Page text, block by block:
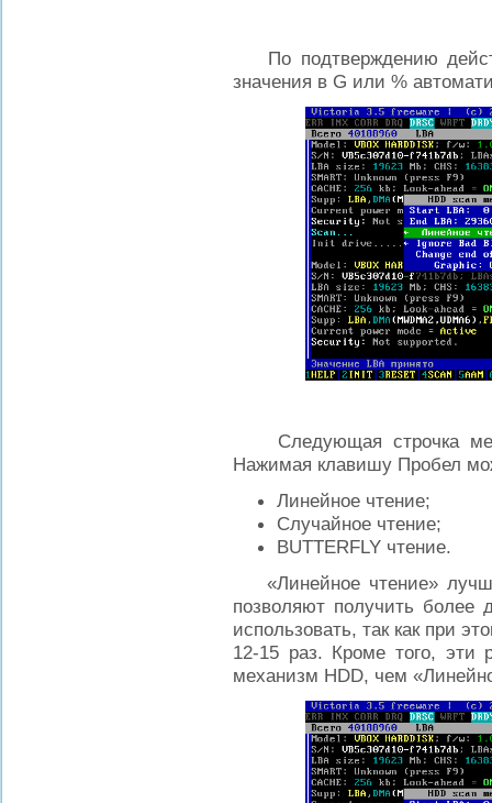
По подтверждению
значения в G или %
Следующая строчка
Нажимая клавишу Пробел
Линейное чтение;
Случайное чтение;
BUTTERFLY чтение.
«Линейное чтение»
позволяют получить более
использовать, так как при
12-15 раз. Кроме того, эти
механизм HDD, чем